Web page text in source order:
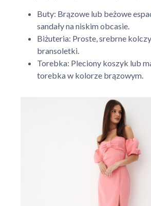
Buty: Brązowe lub beżowe
sandały na niskim obcasie.
Biżuteria: Proste, srebrne
bransoletki.
Torebka: Pleciony koszyk lub
torebka w kolorze brązowym.